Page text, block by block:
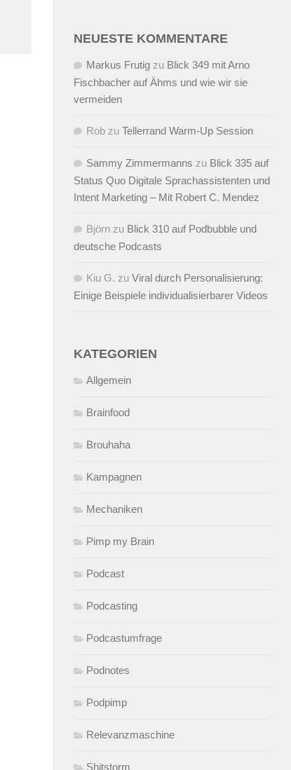
NEUESTE KOMMENTARE
Markus Frutig zu Blick 349 mit Arno
Fischbacher auf Ähms und wie wir sie
vermeiden
Rob zu Tellerrand Warm-Up Session
Sammy Zimmermanns zu Blick 335 auf
Status Quo Digitale Sprachassistenten und
Intent Marketing – Mit Robert C. Mendez
Björn zu Blick 310 auf Podbubble und
deutsche Podcasts
Kiu G. zu Viral durch Personalisierung:
Einige Beispiele individualisierbarer Videos
KATEGORIEN
Allgemein
Brainfood
Brouhaha
Kampagnen
Mechaniken
Pimp my Brain
Podcast
Podcasting
Podcastumfrage
Podnotes
Podpimp
Relevanzmaschine
Shitstorm